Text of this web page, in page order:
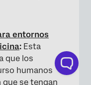
entornos
: Esta
que los
humanos
que se tengan